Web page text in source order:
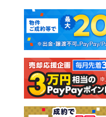
新築マンション
新築一戸建て
注文住宅
売却査定
マンションカタログ